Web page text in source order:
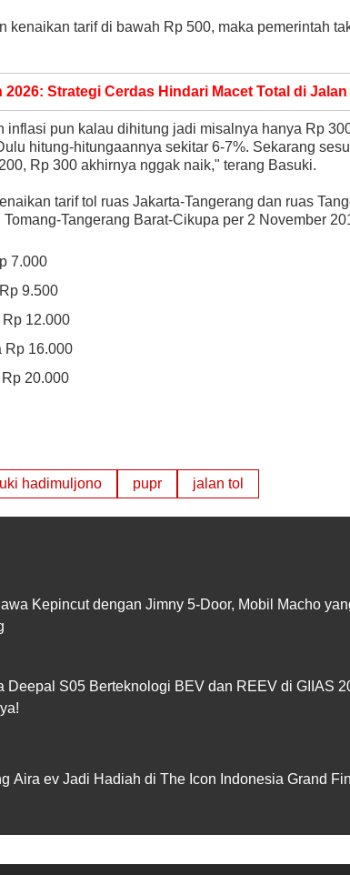
kenaikan tarif di bawah Rp 500, maka pemerintah
Strategi Cerdas Hindari Macet Total di Jalan
inflasi pun kalau dihitung jadi misalnya hanya Rp
hitung-hitungaannya sekitar 6-7%. Sekarang
Rp 300 akhirnya nggak naik," terang Basuki.
tarif tol ruas Jakarta-Tangerang dan ruas
Tangerang Barat-Cikupa per 2 November
7.000
9.500
12.000
Rp 16.000
20.000
hadimuljono pupr jalan tol
Kepincut dengan Jimny 5-Door, Mobil Macho
Deepal S05 Berteknologi BEV dan REEV di GIIAS
Aira ev Jadi Hadiah di The Icon Indonesia Grand